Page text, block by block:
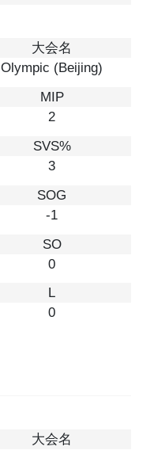
Olympic (Beijing)
2
3
-1
0
0